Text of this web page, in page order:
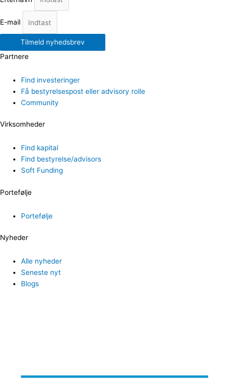
E-mail
Tilmeld nyhedsbrev
Partnere
Find investeringer
Få bestyrelsespost eller advisory rolle
Community
Virksomheder
Find kapital
Find bestyrelse/advisors
Soft Funding
Portefølje
Portefølje
Nyheder
Alle nyheder
Seneste nyt
Blogs